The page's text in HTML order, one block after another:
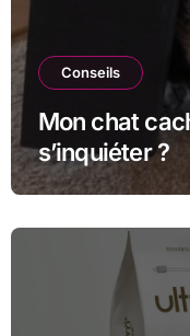
Conseils
Mon chat
s’inquiéter ?